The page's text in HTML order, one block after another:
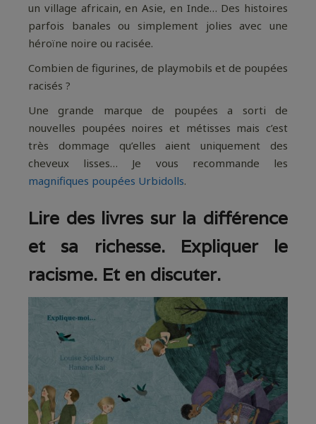
un village africain, en Asie, en Inde… Des histoires
parfois banales ou simplement jolies avec une
héroïne noire ou racisée.
Combien de figurines, de playmobils et de poupées
racisés ?
Une grande marque de poupées a sorti de
nouvelles poupées noires et métisses mais c’est
très dommage qu’elles aient uniquement des
cheveux lisses… Je vous recommande les
magnifiques poupées Urbidolls.
Lire des livres sur la différence
et sa richesse. Expliquer le
racisme. Et en discuter.